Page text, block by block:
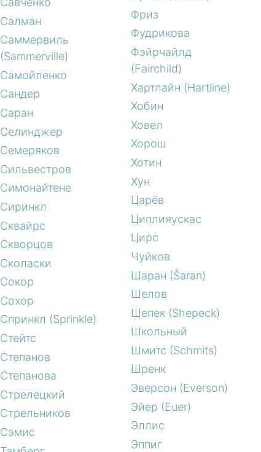
Салман
Саммервиль
(Sammerville)
Самойленко
Сандер
Саран
Селинджер
Семеряков
Сильвестров
Симонайтене
Сиринкл
Сквайрс
Скворцов
Сколаски
Сокор
Сохор
Спринкл (Sprinkle)
Стейтс
Степанов
Степанова
Стрелецкий
Стрельников
Сэмис
Фриз
Фудрикова
Фэйрчайлд
(Fairchild)
Хартлайн (Hartline)
Хобин
Ховел
Хорош
Хотин
Хун
Царёв
Циплияускас
Цирс
Чуйков
Шаран (Šaran)
Шелов
Шепек (Shepeck)
Школьный
Шмитс (Schmits)
Шренк
Эверсон (Everson)
Эйер (Euer)
Эллис
Эппиг